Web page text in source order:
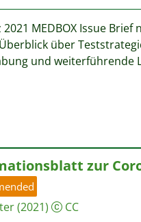
2021 MEDBOX Issue
über
und weiterführende
zur
(2021) CC